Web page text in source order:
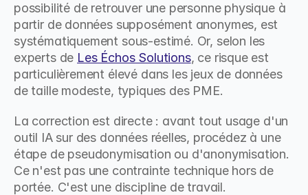
possibilité de retrouver une personne physique à
partir de données supposément anonymes, est
systématiquement sous-estimé. Or, selon les
experts de Les Échos Solutions, ce risque est
particulièrement élevé dans les jeux de données
de taille modeste, typiques des PME.
La correction est directe : avant tout usage d'un
outil IA sur des données réelles, procédez à une
étape de pseudonymisation ou d'anonymisation.
Ce n'est pas une contrainte technique hors de
portée. C'est une discipline de travail.